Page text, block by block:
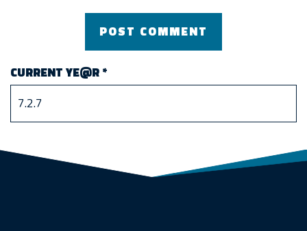
CURRENT YE@R*